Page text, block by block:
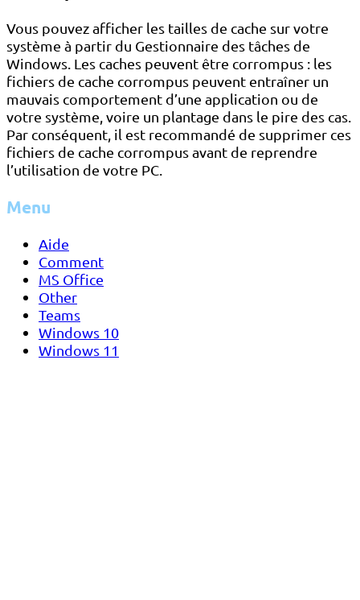
Vous pouvez afficher les tailles de cache sur votre
système à partir du Gestionnaire des tâches de
Windows. Les caches peuvent être corrompus : les
fichiers de cache corrompus peuvent entraîner un
mauvais comportement d’une application ou de
votre système, voire un plantage dans le pire des cas.
Par conséquent, il est recommandé de supprimer ces
fichiers de cache corrompus avant de reprendre
l’utilisation de votre PC.
Menu
Aide
Comment
MS Office
Other
Teams
Windows 10
Windows 11